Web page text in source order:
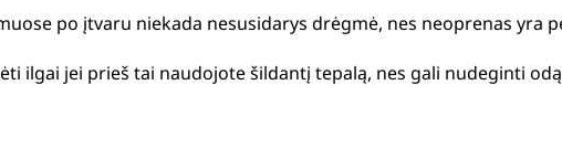
po įtvaru niekada nesusidarys drėgmė, nes neoprenas yra
ilgai jei prieš tai naudojote šildantį tepalą, nes gali nudeginti